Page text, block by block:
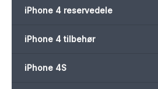
iPhone 4 reservedele
iPhone 4 tilbehør
iPhone 4S